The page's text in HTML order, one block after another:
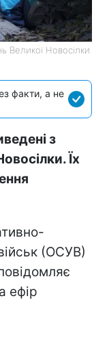
Великої Новосілки
факти, а не
з
Їх
(ОСУВ)
ефір